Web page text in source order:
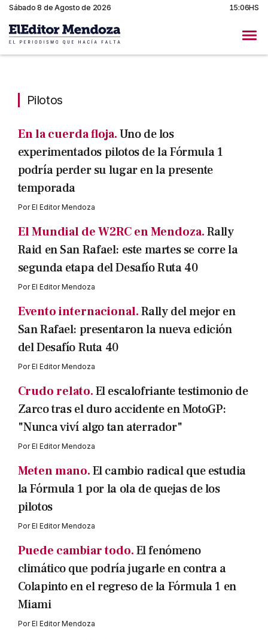
Sábado 8 de Agosto de 2026 15:06HS
Pilotos
En la cuerda floja.Uno de los
experimentados pilotos de la Fórmula 1
podría perder su lugar en la presente
temporada
PorEl Editor Mendoza
El Mundial de W2RC en Mendoza.Rally
Raid en San Rafael: este martes se corre la
segunda etapa del Desafío Ruta 40
PorEl Editor Mendoza
Evento internacional.Rally del mejor en
San Rafael: presentaron la nueva edición
del Desafío Ruta 40
PorEl Editor Mendoza
Crudo relato.El escalofriante testimonio de
Zarco tras el duro accidente en MotoGP:
"Nunca viví algo tan aterrador"
PorEl Editor Mendoza
Meten mano.El cambio radical que estudia
la Fórmula 1 por la ola de quejas de los
pilotos
PorEl Editor Mendoza
Puede cambiar todo.El fenómeno
climático que podría jugarle en contra a
Colapinto en el regreso de la Fórmula 1 en
Miami
PorEl Editor Mendoza